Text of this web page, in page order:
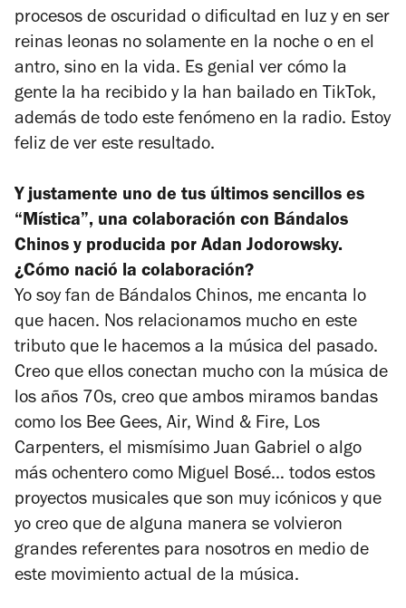
procesos de oscuridad o dificultad en luz y en ser
reinas leonas no solamente en la noche o en el
antro, sino en la vida. Es genial ver cómo la
gente la ha recibido y la han bailado en TikTok,
además de todo este fenómeno en la radio. Estoy
feliz de ver este resultado.
Y justamente uno de tus últimos sencillos es
“Mística”, una colaboración con Bándalos
Chinos y producida por Adan Jodorowsky.
¿Cómo nació la colaboración?
Yo soy fan de Bándalos Chinos, me encanta lo
que hacen. Nos relacionamos mucho en este
tributo que le hacemos a la música del pasado.
Creo que ellos conectan mucho con la música de
los años 70s, creo que ambos miramos bandas
como los Bee Gees, Air, Wind & Fire, Los
Carpenters, el mismísimo Juan Gabriel o algo
más ochentero como Miguel Bosé… todos estos
proyectos musicales que son muy icónicos y que
yo creo que de alguna manera se volvieron
grandes referentes para nosotros en medio de
este movimiento actual de la música.